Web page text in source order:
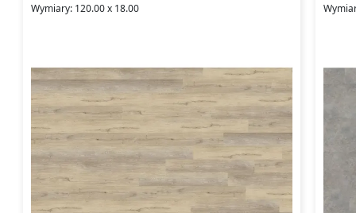
Wymiary: 120.00 x 18.00